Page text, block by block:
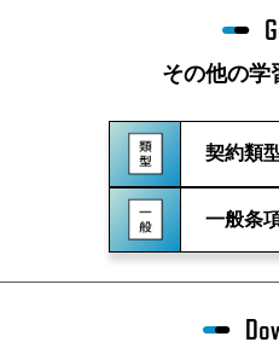
その他の学
契約類
一般条